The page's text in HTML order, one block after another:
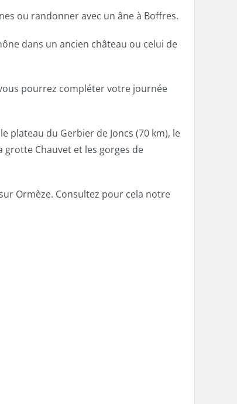
ou randonner avec un âne à Boffres.
dans un ancien château ou celui de
pourrez compléter votre journée
plateau du Gerbier de Joncs (70 km), le
grotte Chauvet et les gorges de
Ormèze. Consultez pour cela notre